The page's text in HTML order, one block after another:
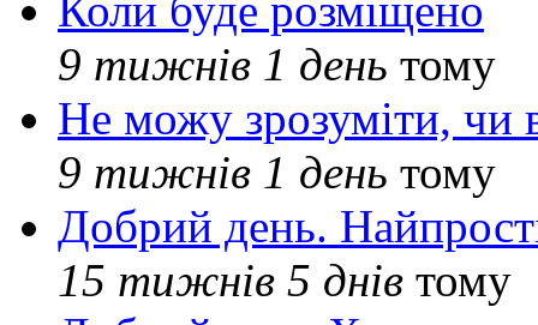
Коли буде розміщено
9 тижнів 1 день тому
Не можу зрозуміти, чи
9 тижнів 1 день тому
Добрий день.
15 тижнів 5 днів тому